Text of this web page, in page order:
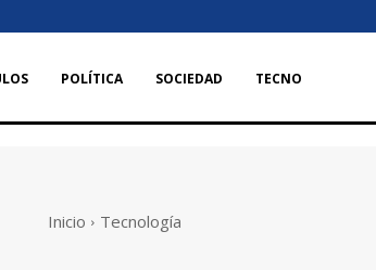
POLÍTICA SOCIEDAD TECNO
Inicio Tecnología